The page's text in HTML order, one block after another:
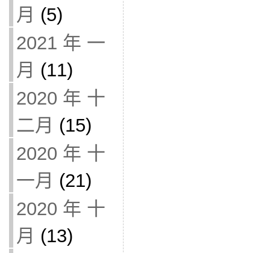
月 (5)
2021 年 一
月 (11)
2020 年 十
二月 (15)
2020 年 十
一月 (21)
2020 年 十
月 (13)